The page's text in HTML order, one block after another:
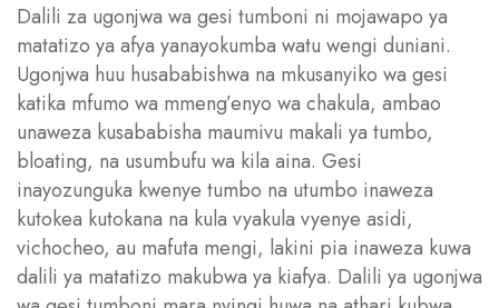
Dalili za ugonjwa wa gesi tumboni ni mojawapo ya
matatizo ya afya yanayokumba watu wengi duniani.
Ugonjwa huu husababishwa na mkusanyiko wa gesi
katika mfumo wa mmeng’enyo wa chakula, ambao
unaweza kusababisha maumivu makali ya tumbo,
bloating, na usumbufu wa kila aina. Gesi
inayozunguka kwenye tumbo na utumbo inaweza
kutokea kutokana na kula vyakula vyenye asidi,
vichocheo, au mafuta mengi, lakini pia inaweza kuwa
dalili ya matatizo makubwa ya kiafya. Dalili ya ugonjwa